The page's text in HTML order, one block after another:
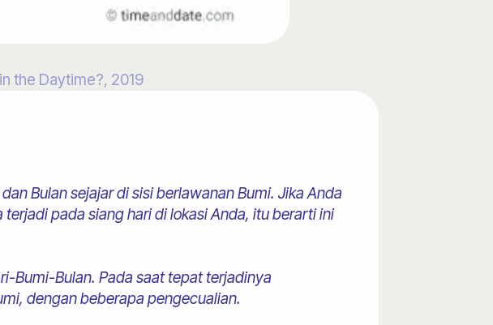
the Daytime?, 2019
Bulan sejajar di sisi berlawanan Bumi. Jika Anda
pada siang hari di lokasi Anda, itu berarti ini
Bumi-Bulan. Pada saat tepat terjadinya
dengan beberapa pengecualian.